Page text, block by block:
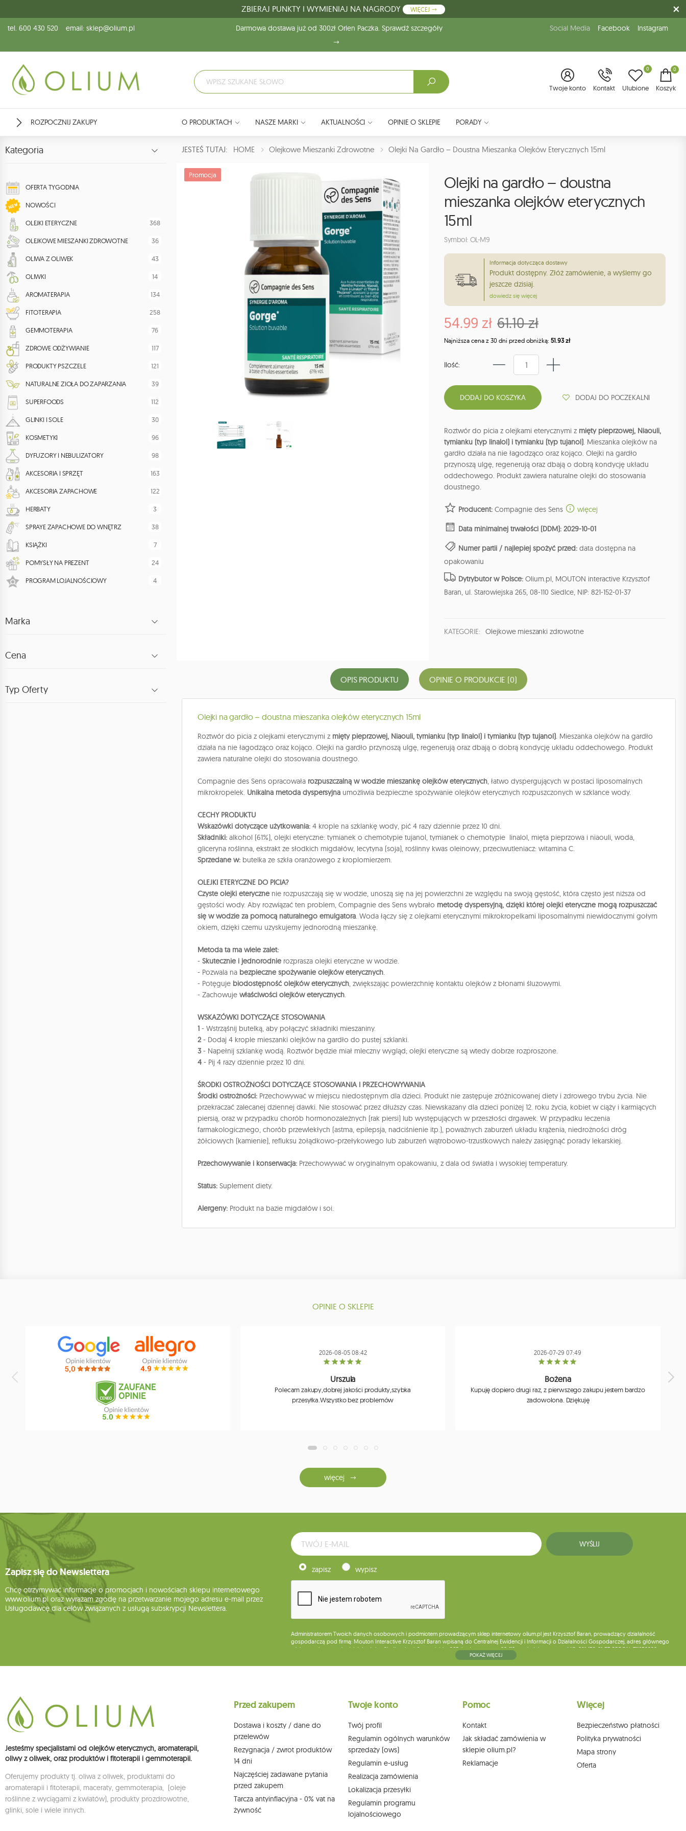
ZBIERAJ PUNKTY I WYMIENIAJ NA NAGRODY WIĘCEJ
tel. 600 430 520 email: sklep@olium.pl Darmowa dostawa już od 300zł Orlen Paczka. Sprawdź szczegóły Social Media Facebook Instagram
Twoje konto Kontakt Ulubione
0 0
Koszyk
ROZPOCZNIJ ZAKUPY O PRODUKTACH NASZE MARKI AKTUALNOŚCI OPINIE O SKLEPIE PORADY
Kategoria
OFERTA TYGODNIA
NOWOŚCI
OLEJKI ETERYCZNE 368
OLEJKOWE MIESZANKI ZDROWOTNE 36
OLIWA Z OLIWEK 43
OLIWKI 14
AROMATERAPIA 134
FITOTERAPIA 258
GEMMOTERAPIA 76
ZDROWE ODŻYWIANIE 117
PRODUKTY PSZCZELE 121
NATURALNE ZIOŁA DO ZAPARZANIA 39
SUPERFOODS 112
GLINKI I SOLE 30
KOSMETYKI 96
DYFUZORY I NEBULIZATORY 98
AKCESORIA I SPRZĘT 163
AKCESORIA ZAPACHOWE 122
HERBATY 3
SPRAYE ZAPACHOWE DO WNĘTRZ 38
KSIĄŻKI 7
POMYSŁY NA PREZENT 24
PROGRAM LOJALNOŚCIOWY 4
Marka
Cena
Typ Oferty
JESTEŚ TUTAJ: HOME Olejkowe Mieszanki Zdrowotne Olejki Na Gardło – Doustna Mieszanka Olejków Eterycznych 15ml
Promocja
Olejki na gardło – doustna
mieszanka olejków eterycznych
15ml
Symbol: OL-M9
Informacja dotycząca dostawy
Produkt dostępny. Złóż zamówienie, a wyślemy go
jeszcze dzisiaj.
dowiedz się więcej
54.99 zł 61.10 zł
Najniższa cena z 30 dni przed obniżką: 51.93 zł
Ilość:
DODAJ DO POCZEKALNI
Roztwór do picia z olejkami eterycznymi z mięty pieprzowej, Niaouli,
tymianku (typ linalol) i tymianku (typ tujanol). Mieszanka olejków na
gardło działa na nie łagodząco oraz kojąco. Olejki na gardło
przynoszą ulgę, regenerują oraz dbają o dobrą kondycję układu
oddechowego. Produkt zawiera naturalne olejki do stosowania
doustnego.
Producent: Compagnie des Sens więcej
Data minimalnej trwałości (DDM): 2029-10-01
Numer partii / najlepiej spożyć przed: data dostępna na
opakowaniu
Dytrybutor w Polsce: Olium.pl, MOUTON interactive Krzysztof
Baran, ul. Starowiejska 265, 08-110 Siedlce, NIP: 821-152-01-37
KATEGORIE: Olejkowe mieszanki zdrowotne
OPIS PRODUKTU OPINIE O PRODUKCIE (0)
Olejki na gardło – doustna mieszanka olejków eterycznych 15ml
Roztwór do picia z olejkami eterycznymi z mięty pieprzowej, Niaouli, tymianku (typ linalol) i tymianku (typ tujanol). Mieszanka olejków na gardło
działa na nie łagodząco oraz kojąco. Olejki na gardło przynoszą ulgę, regenerują oraz dbają o dobrą kondycję układu oddechowego. Produkt
zawiera naturalne olejki do stosowania doustnego.
Compagnie des Sens opracowała rozpuszczalną w wodzie mieszankę olejków eterycznych, łatwo dyspergujących w postaci liposomalnych
mikrokropelek. Unikalna metoda dyspersyjna umożliwia bezpieczne spożywanie olejków eterycznych rozpuszczonych w szklance wody.
CECHY PRODUKTU
Wskazówki dotyczące użytkowania: 4 krople na szklankę wody, pić 4 razy dziennie przez 10 dni.
Składniki: alkohol (61%), olejki eteryczne: tymianek o chemotypie tujanol, tymianek o chemotypie linalol, mięta pieprzowa i niaouli, woda,
gliceryna roślinna, ekstrakt ze słodkich migdałów, lecytyna (soja), roślinny kwas oleinowy, przeciwutleniacz: witamina C.
Sprzedane w: butelka ze szkła oranżowego z kroplomierzem.
OLEJKI ETERYCZNE DO PICIA?
Czyste olejki eteryczne nie rozpuszczają się w wodzie, unoszą się na jej powierzchni ze względu na swoją gęstość, która często jest niższa od
gęstości wody. Aby rozwiązać ten problem, Compagnie des Sens wybrało metodę dyspersyjną, dzięki której olejki eteryczne mogą rozpuszczać
się w wodzie za pomocą naturalnego emulgatora. Woda łączy się z olejkami eterycznymi mikrokropelkami liposomalnymi niewidocznymi gołym
okiem, dzięki czemu uzyskujemy jednorodną mieszankę.
Metoda ta ma wiele zalet:
- Skutecznie i jednorodnie rozprasza olejki eteryczne w wodzie.
- Pozwala na bezpieczne spożywanie olejków eterycznych.
- Potęguje biodostępność olejków eterycznych, zwiększając powierzchnię kontaktu olejków z błonami śluzowymi.
- Zachowuje właściwości olejków eterycznych.
WSKAZÓWKI DOTYCZĄCE STOSOWANIA
1 - Wstrząśnij butelką, aby połączyć składniki mieszaniny.
2 - Dodaj 4 krople mieszanki olejków na gardło do pustej szklanki.
3- Napełnij szklankę wodą. Roztwór będzie miał mleczny wygląd; olejki eteryczne są wtedy dobrze rozproszone.
4 - Pij 4 razy dziennie przez 10 dni.
ŚRODKI OSTROŻNOŚCI DOTYCZĄCE STOSOWANIA I PRZECHOWYWANIA
Środki ostrożności: Przechowywać w miejscu niedostępnym dla dzieci. Produkt nie zastępuje zróżnicowanej diety i zdrowego trybu życia. Nie
przekraczać zalecanej dziennej dawki. Nie stosować przez dłuższy czas. Niewskazany dla dzieci poniżej 12. roku życia, kobiet w ciąży i karmiących
piersią, oraz w przypadku chorób hormonozależnych (rak piersi) lub występujących w przeszłości drgawek. W przypadku leczenia
farmakologicznego, chorób przewlekłych (astma, epilepsja, nadciśnienie itp.), poważnych zaburzeń układu krążenia, niedrożności dróg
żółciowych (kamienie), refluksu żołądkowo-przełykowego lub zaburzeń wątrobowo-trzustkowych należy zasięgnąć porady lekarskiej.
Przechowywanie i konserwacja: Przechowywać w oryginalnym opakowaniu, z dala od światła i wysokiej temperatury.
Status: Suplement diety.
Alergeny: Produkt na bazie migdałów i soi.
OPINIE O SKLEPIE
2026-08-05 08:42
Urszula
Polecam zakupy,dobrej jakości produkty,szybka
przesyłka.Wszystko bez problemów
2026-07-29 07:49
Bożena
Kupuję dopiero drugi raz, z pierwszego zakupu jestem bardzo
zadowolona. Dziękuję
więcej
Zapisz się do Newslettera
Chcę otrzymywać informacje o promocjach i nowościach sklepu internetowego
www.olium.pl oraz wyrażam zgodę na przetwarzanie mojego adresu e-mail przez
Usługodawcę dla celów związanych z usługą subskrypcji Newslettera.
WYŚLIJ
zapisz wypisz
Administratorem Twoich danych osobowych i podmiotem prowadzącym sklep internetowy olium.pl jest Krzysztof Baran, prowadzący działalność
gospodarczą pod firmą: Mouton Interactive Krzysztof Baran wpisaną do Centralnej Ewidencji i Informacji o Działalności Gospodarczej, adres głównego
miejsca wykonywania działalności w Siedlcach, ul. Starowiejska 265, kod pocztowy: 08-110, posiadający numer NIP: 821-152-01-37, REGON: 711650928 .
Dane będą przetwarzane w celu wysyłki newslettera i przechowywane do chwili rezygnacji z subskrypcji.
działem obsługi klienta Mouton Interactive pod adresem e-mail lub pisemnie na adres siedziby.
POKAŻ WIĘCEJ
Jesteśmy specjalistami od olejków eterycznych, aromaterapii,
oliwy z oliwek, oraz produktów i fitoterapii i gemmoterapii.
Oferujemy produkty tj. oliwa z oliwek, produktami do
aromaterapii i fitoterapii, maceraty, gemmoterapia, (oleje
roślinne z wyciągami z kwiatów), produkty prozdrowotne,
glinki, sole i wiele innych.
Przed zakupem
Dostawa i koszty / dane do
przelewów
Rezygnacja / zwrot produktów
14 dni
Najczęściej zadawane pytania
przed zakupem
Tarcza antyinflacyjna - 0% vat na
żywność
Twoje konto
Twój profil
Regulamin ogólnych warunków
sprzedaży (ows)
Regulamin e-usług
Realizacja zamówienia
Lokalizacja przesyłki
Regulamin programu
lojalnościowego
Pomoc
Kontakt
Jak składać zamówienia w
sklepie olium.pl?
Reklamacje
Więcej
Bezpieczeństwo płatności
Polityka prywatności
Mapa strony
Oferta